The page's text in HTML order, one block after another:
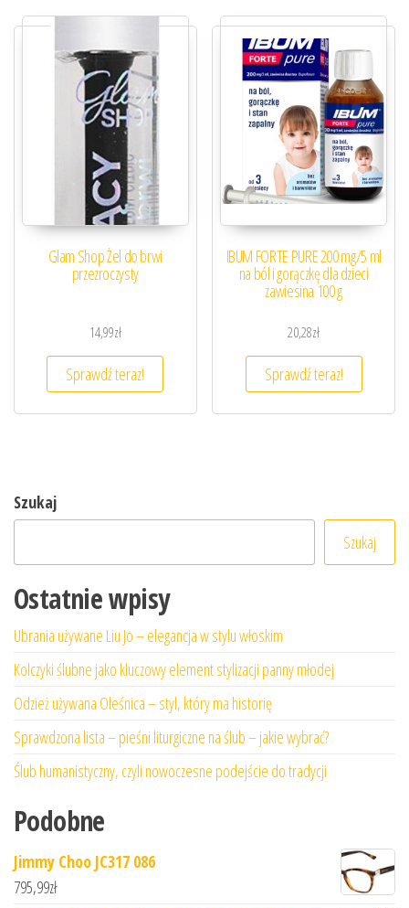
Glam Shop Żel do brwi
przezroczysty
14,99zł
Sprawdź teraz!
IBUM FORTE PURE 200 mg/5 ml
na ból i gorączkę dla dzieci
zawiesina 100 g
20,28zł
Sprawdź teraz!
Szukaj
Szukaj
Ostatnie wpisy
Ubrania używane Liu Jo – elegancja w stylu włoskim
Kolczyki ślubne jako kluczowy element stylizacji panny młodej
Odzież używana Oleśnica – styl, który ma historię
Sprawdzona lista – pieśni liturgiczne na ślub – jakie wybrać?
Ślub humanistyczny, czyli nowoczesne podejście do tradycji
Podobne
Jimmy Choo JC317 086
795,99zł